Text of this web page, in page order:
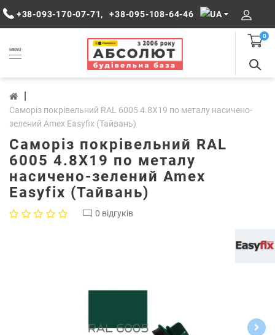
+38-093-170-07-71, +38-095-108-64-46
MENU
0
Саморіз покрівельний RAL 6005 4.8Х19 по металу насичено-
зелений Amex Easyfix (Тайвань)
Саморіз покрівельний RAL
6005 4.8Х19 по металу
насичено-зелений Amex
Easyfix (Тайвань)
0 відгуків